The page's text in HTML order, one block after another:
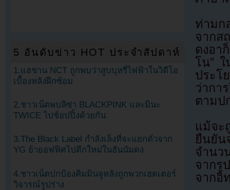
ท่ามก
จากส
ดงอา
โน”
ประโ
ว่ากา
ตามป
แม้จะ
ยืนยัน
จำนว
จากรู
จากอิ
5 อันดับข่าว HOT ประจำสัปดาห์
1.แฮชาน NCT ถูกพบว่าสูบบุหรี่ไฟฟ้าในวิดีโอ
เบื้องหลังฝึกซ้อม
2.ชาวเน็ตพบลิซ่า BLACKPINK และมินะ
TWICE ไปช้อปปิ้งด้วยกัน
3.The Black Label กำลังเล็งที่จะแยกตัวจาก
YG ย้ายอฟฟิศไปตึกใหม่ในฮันนัมดง
4.ชาวเน็ตปกป้องคิมมินจูหลังถูกพวกเฮดเตอร์
วิจารณ์รูปร่าง